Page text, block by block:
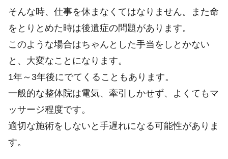
そんな時、仕事を休まなくてはなりません。また命
をとりとめた時は後遺症の問題があります。
このような場合はちゃんとした手当をしとかない
と、大変なことになります。
1年～3年後にでてくることもあります。
一般的な整体院は電気、牽引しかせず、よくてもマ
ッサージ程度です。
適切な施術をしないと手遅れになる可能性がありま
す。